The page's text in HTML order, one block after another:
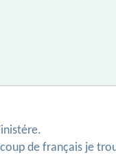
de français je